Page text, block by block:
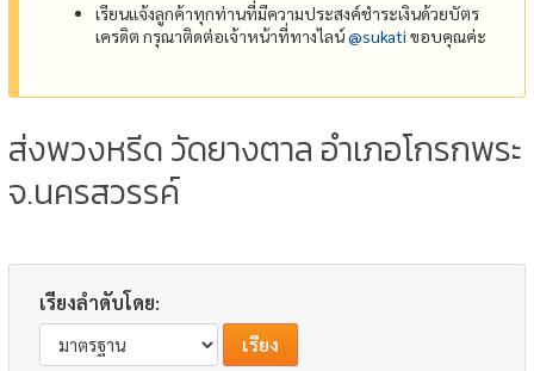
เรียนแจ้งลูกค้าทุกท่านที่มีความประสงค์ชำระเงินด้วยบัตร
เครดิต กรุณาติดต่อเจ้าหน้าที่ทางไลน์@‌sukati ขอบคุณค่ะ
ส่งพวงหรีด วัดยางตาล อำเภอโกรกพระ
จ.นครสวรรค์
เรียงลำดับโดย: